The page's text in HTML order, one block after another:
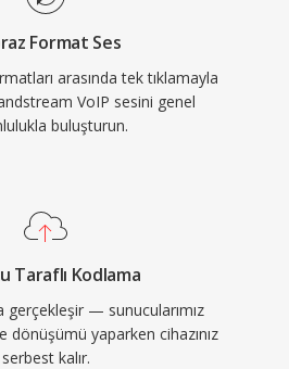
Format Ses
arasında tek tıklamayla
VoIP sesini genel
buluşturun.
Taraflı Kodlama
— sunucularımız
dönüşümü yaparken cihazınız
serbest kalır.